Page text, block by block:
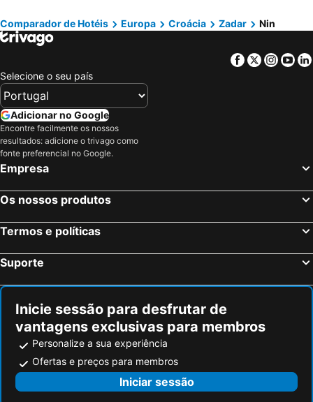
Bibinje, Zadar Hotéis
Punat, Primorje-Gorski kotar Hotéis
Kolan, Zadar Hotéis
Primošten, Sibenik-Knin Hotéis
Zadar, Zadar Hotéis
Plitvička Jezera, Lika-Senj Hotéis
Vodice, Sibenik-Knin Hotéis
Pakoštane, Zadar Hotéis
Dubrovnik, Dubrovnik-Neretva Hotéis
Poreč, Istria Hotéis
Comparador de Hotéis Europa Croácia Zadar Nin
Facebook
Twitter
Selecione o seu país
Adicionar no Google
Encontre facilmente os nossos
resultados: adicione o trivago como
fonte preferencial no Google.
Empresa
Os nossos produtos
Termos e políticas
Suporte
Inicie sessão para desfrutar de
vantagens exclusivas para membros
Personalize a sua experiência
Ofertas e preços para membros
Iniciar sessão